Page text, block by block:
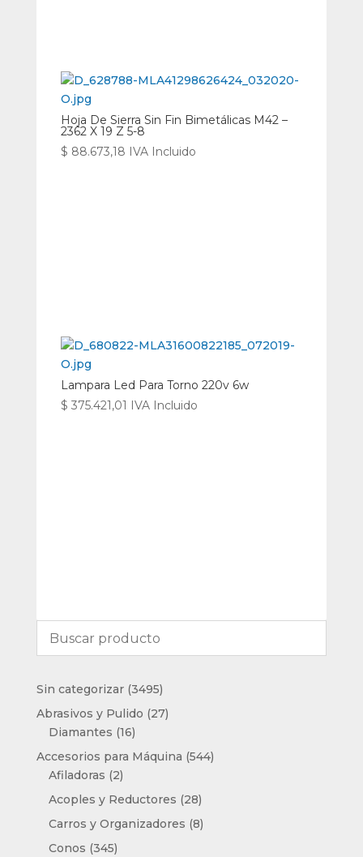
Hoja De Sierra Sin Fin Bimetálicas M42 –
2362 X 19 Z 5-8
$ 88.673,18 IVA Incluido
Lampara Led Para Torno 220v 6w
$ 375.421,01 IVA Incluido
Sin categorizar 34953495
productos
Abrasivos y Pulido 2727
Diamantes 1616
productos
Accesorios para Máquina 544544
Afiladoras 22
productos
Acoples y Reductores 2828
productos
Carros y Organizadores 88
Conos 345345